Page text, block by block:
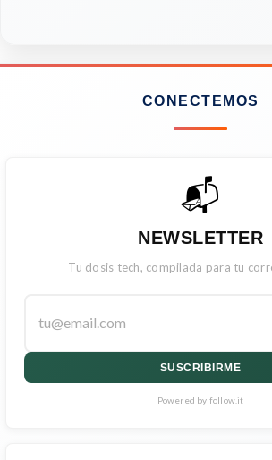
CONECTEMOS
📬
NEWSLETTER
Tu dosis tech, compilada para tu
SUSCRIBIRME
Powered by follow.it